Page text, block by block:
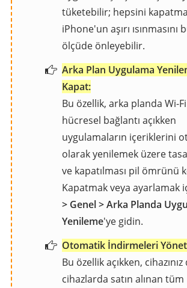
tüketebilir; hepsini
iPhone'un aşırı ısınmasını
ölçüde önleyebilir.
Arka Plan Uygulama
Kapat:
Bu özellik, arka planda Wi-
hücresel bağlantı açıkken
uygulamaların içeriklerini
olarak yenilemek üzere
ve kapatılması pil ömrünü
Kapatmak veya ayarlamak
> Genel > Arka Planda
Yenileme'ye gidin.
Otomatik İndirmeleri
Bu özellik açıkken,
cihazlarda satın alınan tüm